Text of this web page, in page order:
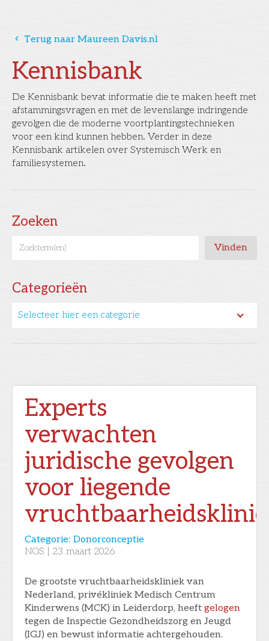
Kennisbank
De Kennisbank bevat informatie die te maken heeft met
afstammingsvragen en met de levenslange indringende
gevolgen die de moderne voortplantingstechnieken
voor een kind kunnen hebben. Verder in deze
Kennisbank artikelen over Systemisch Werk en
familiesystemen.
Zoeken
Categorieën
Selecteer hier een categorie
󰅁 Terug naar Maureen Davis.nl
Experts
verwachten
juridische gevolgen
voor liegende
Categorie: Donorconceptie
NOS
23 maart 2026
De grootste vruchtbaarheidskliniek van
Nederland, privékliniek Medisch Centrum
Kinderwens (MCK) in Leiderdorp, heeft gelogen
tegen de Inspectie Gezondheidszorg en Jeugd
(IGJ) en bewust informatie achtergehouden.